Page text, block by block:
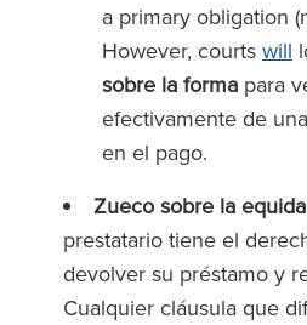
a primary obligation
However, courts will
sobre la forma para
efectivamente de
en el pago.
Zueco sobre la
prestatario tiene el
devolver su préstamo y
Cualquier cláusula que